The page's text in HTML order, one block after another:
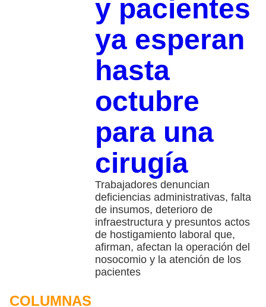
y pacientes
ya esperan
hasta
octubre
para una
cirugía
Trabajadores denuncian
deficiencias administrativas, falta
de insumos, deterioro de
infraestructura y presuntos actos
de hostigamiento laboral que,
afirman, afectan la operación del
nosocomio y la atención de los
pacientes
COLUMNAS